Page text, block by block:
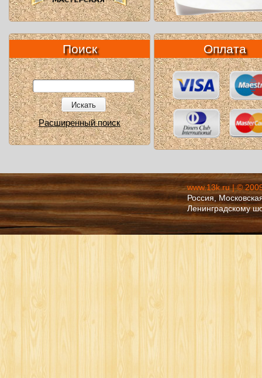
Поиск
Искать
Расширенный поиск
Оплата
www.13k.ru | ©
Россия,
Ленинградскому